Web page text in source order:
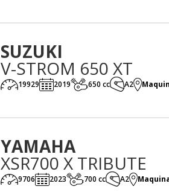
SUZUKI
V-STROM 650 XT
19929 2019 650 cc A2
YAMAHA
XSR700 X TRIBUTE
9706 2023 700 cc A2